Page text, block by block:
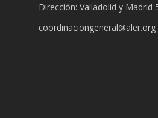
Dirección: Valladolid y Madrid
coordinaciongeneral@aler.org